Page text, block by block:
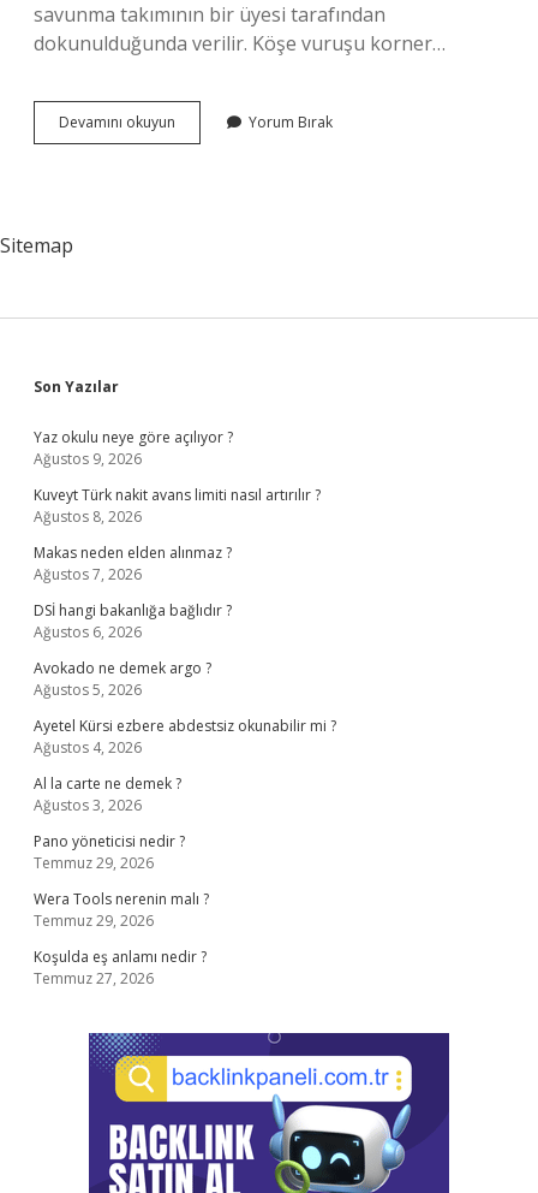
savunma takımının bir üyesi tarafından
dokunulduğunda verilir. Köşe vuruşu korner…
Devamını okuyun
Vuruşu
Yorum Bırak
Sitemap
Sidebar
Son Yazılar
Yaz okulu neye göre açılıyor ?
Ağustos 9, 2026
Kuveyt Türk nakit avans limiti nasıl artırılır ?
Ağustos 8, 2026
Makas neden elden alınmaz ?
Ağustos 7, 2026
DSİ hangi bakanlığa bağlıdır ?
Ağustos 6, 2026
Avokado ne demek argo ?
Ağustos 5, 2026
Ayetel Kürsi ezbere abdestsiz okunabilir mi ?
Ağustos 4, 2026
Al la carte ne demek ?
Ağustos 3, 2026
Pano yöneticisi nedir ?
Temmuz 29, 2026
Wera Tools nerenin malı ?
Temmuz 29, 2026
Koşulda eş anlamı nedir ?
Temmuz 27, 2026